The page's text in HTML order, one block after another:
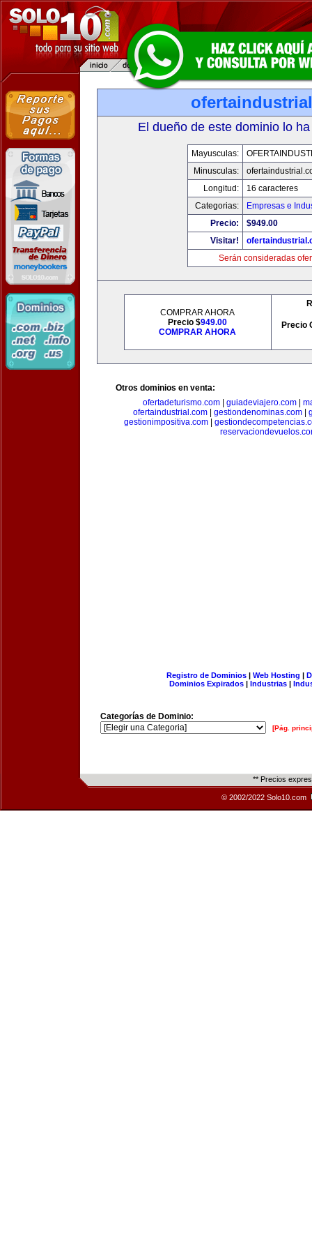
El dueño de este dominio lo
Mayusculas:
Minusculas:
Longitud:
16 caracteres
Categorias:
Empresas e
Precio:
$949.00
Visitar!
Serán consideradas
COMPRAR AHORA
Precio $949.00
COMPRAR AHORA
Precio
Otros dominios en venta:
ofertadeturismo.com| guiadeviajero.com|
ofertaindustrial.com| gestiondenominas.com|
gestionimpositiva.com
Registro de Dominios| Web Hosting |
Dominios Expirados | Industrias |
Categorías de Dominio:
[Pág.
** Precios
© 2002/2022 Solo10.com